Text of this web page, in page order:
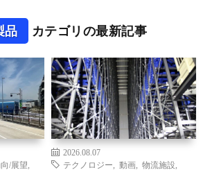
品 カテゴリの最新記事
/展望
2026.08.07
テクノロジー
動画 物流施設